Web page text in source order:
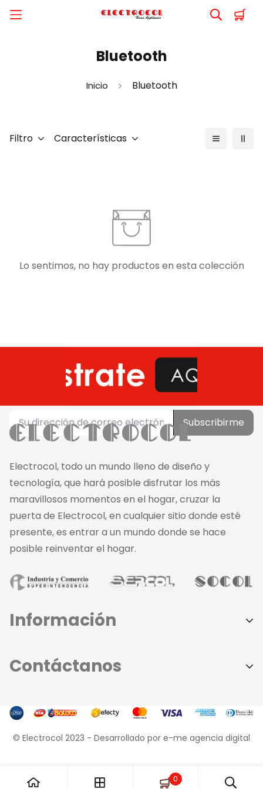
Bluetooth
Inicio Bluetooth
Filtro Características
Lo sentimos, no hay productos en esta colección
Subscribirme
Electrocol, todo un mundo lleno de diseño y
tecnología, que hará posible disfrutar los más
maravillosos momentos en el hogar, cruzar la
puerta de Electrocol, en cualquier sitio donde esté
presente, es entrar a un mundo donde se hace
posible reinventar el hogar.
Información
Aviso de Privacidad
Políticas de Privacidad
Contáctanos
Conócenos
Contáctanos
- Dirección: Calle 37 # 44 - 109
© Electrocol 2023 - Desarrollado por e-me agencia digital
0